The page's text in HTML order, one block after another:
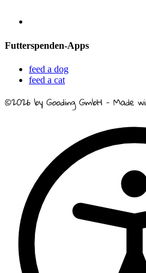
Futterspenden-Apps
feed a dog
feed a cat